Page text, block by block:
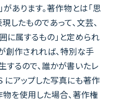
あります。著作物とは「思
たものであって、文芸、
に属するもの」と定められ
創作されれば、特別な手
するので、誰かが書いたレ
にアップした写真にも著作
を使用した場合、著作権